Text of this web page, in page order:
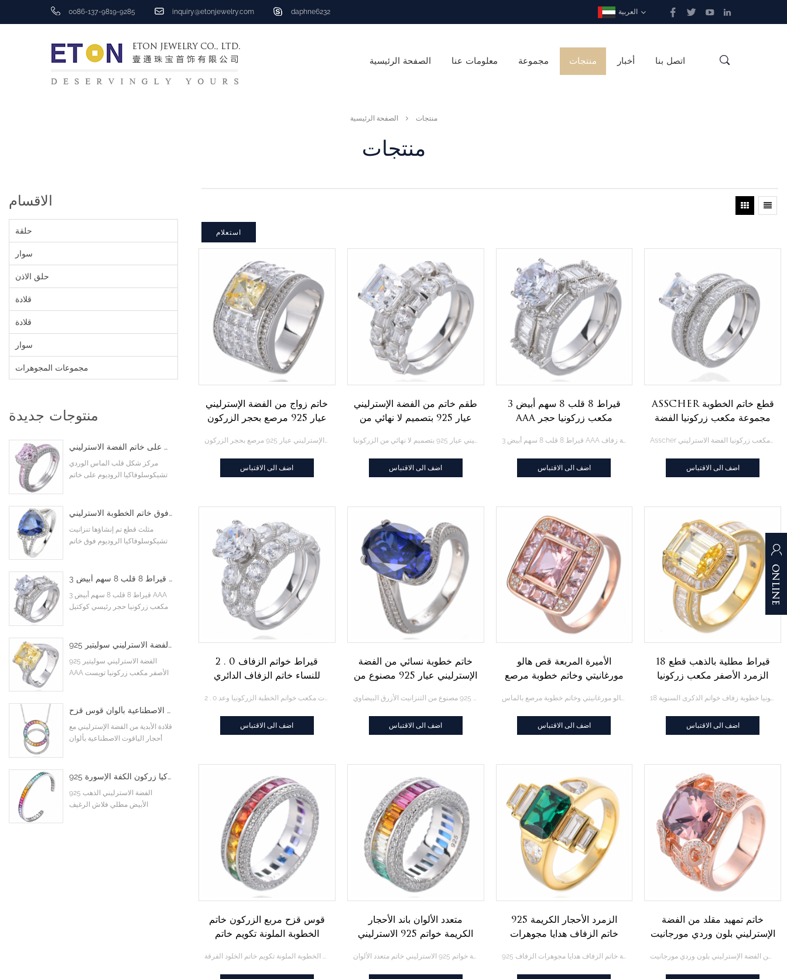
0086-137-9819-9285 inquiry@etonjewelry.com daphne6232 العربية
الصفحة الرئيسية معلومات عنا مجموعة منتجات أخبار اتصل بنا
الصفحة الرئيسية منتجات
منتجات
استعلام
خاتم زواج من الفضة الإسترليني
عيار 925 مرصع بحجر الزركون
اضف الى الاقتباس
طقم خاتم من الفضة الإسترليني
عيار 925 بتصميم لا نهائي من
اضف الى الاقتباس
3 قيراط 8 قلب 8 سهم أبيض
AAA مكعب زركونيا حجر
زفاف
3 قيراط 8 قلب 8 سهم أبيض AAA مكعب زركونيا حجر رئيسي كوكتيل خواتم خطوبة زفاف
اضف الى الاقتباس
Asscher قطع خاتم الخطوبة
مجموعة مكعب زركونيا الفضة
اضف الى الاقتباس
2 . 0 قيراط خواتم الزفاف
للنساء خاتم الزفاف الدائري
الزركونيا وعد
2 . 0 قيراط خواتم الزفاف للنساء خاتم الزفاف الدائري مجموعات مكعب خواتم الخطبة الزركونيا وعد
اضف الى الاقتباس
خاتم خطوبة نسائي من الفضة
الإسترليني عيار 925 مصنوع من
خاتم خطوبة نسائي من الفضة الإسترليني عيار 925 مصنوع من التنزانيت الأزرق البيضاوي
اضف الى الاقتباس
الأميرة المربعة قص هالو
مورغانيتي وخاتم خطوبة مرصع
الأميرة المربعة قص هالو مورغانيتي وخاتم خطوبة مرصع بالماس
اضف الى الاقتباس
18 قيراط مطلية بالذهب قطع
الزمرد الأصفر مكعب زركونيا
السنوية
18 قيراط مطلية بالذهب قطع الزمرد الأصفر مكعب زركونيا خطوبة زفاف خواتم الذكرى السنوية
اضف الى الاقتباس
قوس قزح مربع الزركون خاتم
الخطوبة الملونة تكويم خاتم
قوس قزح مربع الزركون خاتم الخطوبة الملونة تكويم خاتم الخلود الفرقة
متعدد الألوان باند الأحجار
الكريمة خواتم 925 الاسترليني
متعدد الألوان باند الأحجار الكريمة خواتم 925 الاسترليني خاتم متعدد الألوان
925 الزمرد الأحجار الكريمة
خاتم الزفاف هدايا مجوهرات
925 الزمرد الأحجار الكريمة خاتم الزفاف هدايا مجوهرات الزفاف
خاتم تمهيد مقلد من الفضة
الإسترليني بلون وردي مورجانيت
خاتم تمهيد مقلد من الفضة الإسترليني بلون وردي مورجانيت
الاقسام
حلقة
سوار
حلق الاذن
قلادة
قلادة
سوار
مجموعات المجوهرات
منتوجات جديدة
شكل قلب الماس اللون الوردي مكعب زركونيا الروديوم على خاتم الفضة الاسترليني
مركز شكل قلب الماس الوردي
تشيكوسلوفاكيا الروديوم على خاتم
مثلث قطع تم إنشاؤها تنزانيت تشيكوسلوفاكيا الروديوم فوق خاتم الخطوبة الاسترليني
مثلث قطع تم إنشاؤها تنزانيت
تشيكوسلوفاكيا الروديوم فوق خاتم
3 قيراط 8 قلب 8 سهم أبيض AAA مكعب زركونيا حجر رئيسي كوكتيل خواتم خطوبة زفاف
3 قيراط 8 قلب 8 سهم أبيض AAA
مكعب زركونيا حجر رئيسي كوكتيل
925 الفضة الاسترليني سوليتير AAA الأصفر مكعب زركونيا تويست متقاطع إنفينيتي خاتم الخطوبة
925 الفضة الاسترليني سوليتير
AAA الأصفر مكعب زركونيا تويست
قلادة الأبدية من الفضة الإسترليني مع أحجار الياقوت الاصطناعية بألوان قوس قزح
قلادة الأبدية من الفضة الإسترليني مع
أحجار الياقوت الاصطناعية بألوان
925 الفضة الاسترليني الذهب الأبيض مطلي فلاش الرغيف الفرنسي الملونة تشيكوسلوفاكيا زركون الكفة الإسورة
925 الفضة الاسترليني الذهب
الأبيض مطلي فلاش الرغيف